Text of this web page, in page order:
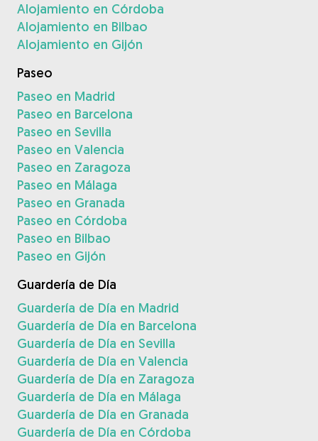
Alojamiento en Córdoba
Alojamiento en Bilbao
Alojamiento en Gijón
Paseo
Paseo en Madrid
Paseo en Barcelona
Paseo en Sevilla
Paseo en Valencia
Paseo en Zaragoza
Paseo en Málaga
Paseo en Granada
Paseo en Córdoba
Paseo en Bilbao
Paseo en Gijón
Guardería de Día
Guardería de Día en Madrid
Guardería de Día en Barcelona
Guardería de Día en Sevilla
Guardería de Día en Valencia
Guardería de Día en Zaragoza
Guardería de Día en Málaga
Guardería de Día en Granada
Guardería de Día en Córdoba